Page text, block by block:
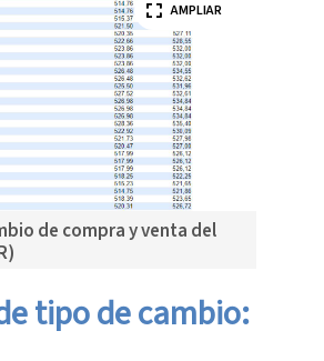
de compra y venta del
AMPLIAR
tipo de cambio: